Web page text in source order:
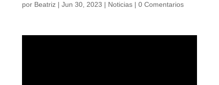
por Beatriz| Jun 30, 2023 | Noticias| 0 Comentarios